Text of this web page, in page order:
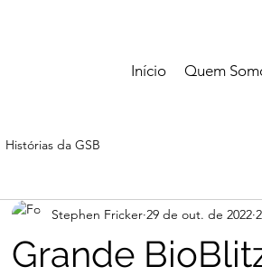
Início Quem
Histórias da GSB
Grande
Stephen Fricker 29 de out. de 2022